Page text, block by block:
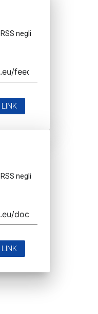
negli
LINK
negli
LINK